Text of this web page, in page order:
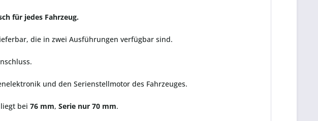
für jedes Fahrzeug.
die in zwei Ausführungen verfügbar sind.
und den Serienstellmotor des Fahrzeuges.
bei 76 mm, Serie nur 70 mm.